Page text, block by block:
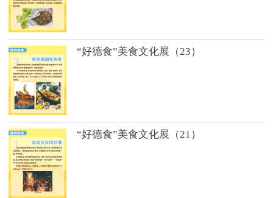
“好德食”美食文化展（23）
“好德食”美食文化展（21）